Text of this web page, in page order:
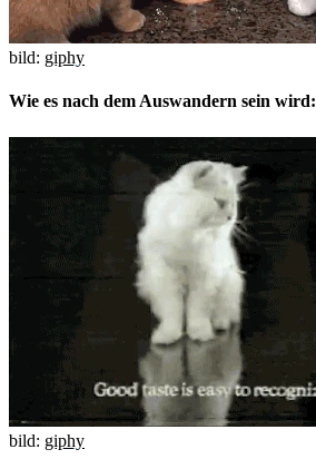
bild: giphy
Wie es nach dem Auswandern sein wird:
bild: giphy